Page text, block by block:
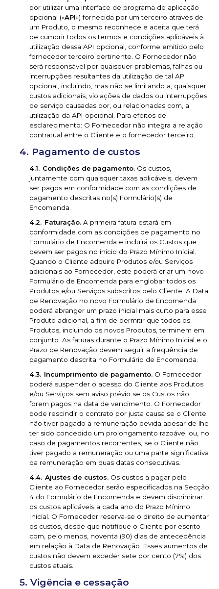
por utilizar uma interface de programa de aplicação
opcional («API») fornecida por um terceiro através de
um Produto, o mesmo reconhece e aceita que terá
de cumprir todos os termos e condições aplicáveis à
utilização dessa API opcional, conforme emitido pelo
fornecedor terceiro pertinente. O Fornecedor não
será responsável por quaisquer problemas, falhas ou
interrupções resultantes da utilização de tal API
opcional, incluindo, mas não se limitando a, quaisquer
custos adicionais, violações de dados ou interrupções
de serviço causadas por, ou relacionadas com, a
utilização da API opcional. Para efeitos de
esclarecimento: O Fornecedor não integra a relação
contratual entre o Cliente e o fornecedor terceiro.
Pagamento de custos
Condições de pagamento. Os custos,
juntamente com quaisquer taxas aplicáveis, devem
ser pagos em conformidade com as condições de
pagamento descritas no(s) Formulário(s) de
Encomenda.
Faturação. A primeira fatura estará em
conformidade com as condições de pagamento no
Formulário de Encomenda e incluirá os Custos que
devem ser pagos no início do Prazo Mínimo Inicial.
Quando o Cliente adquire Produtos e/ou Serviços
adicionais ao Fornecedor, este poderá criar um novo
Formulário de Encomenda para englobar todos os
Produtos e/ou Serviços subscritos pelo Cliente. A Data
de Renovação no novo Formulário de Encomenda
poderá abranger um prazo inicial mais curto para esse
Produto adicional, a fim de permitir que todos os
Produtos, incluindo os novos Produtos, terminem em
conjunto. As faturas durante o Prazo Mínimo Inicial e o
Prazo de Renovação devem seguir a frequência de
pagamento descrita no Formulário de Encomenda.
Incumprimento de pagamento. O Fornecedor
poderá suspender o acesso do Cliente aos Produtos
e/ou Serviços sem aviso prévio se os Custos não
forem pagos na data de vencimento. O Fornecedor
pode rescindir o contrato por justa causa se o Cliente
não tiver pagado a remuneração devida apesar de lhe
ter sido concedido um prolongamento razoável ou, no
caso de pagamentos recorrentes, se o Cliente não
tiver pagado a remuneração ou uma parte significativa
da remuneração em duas datas consecutivas.
Ajustes de custos. Os custos a pagar pelo
Cliente ao Fornecedor serão especificados na Secção
4 do Formulário de Encomenda e devem discriminar
os custos aplicáveis a cada ano do Prazo Mínimo
Inicial. O Fornecedor reserva-se o direito de aumentar
os custos, desde que notifique o Cliente por escrito
com, pelo menos, noventa (90) dias de antecedência
em relação à Data de Renovação. Esses aumentos de
custos não devem exceder sete por cento (7%) dos
custos atuais.
Vigência e cessação